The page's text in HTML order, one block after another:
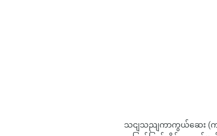
သငျသညျကာကွယ်ဆေး (က